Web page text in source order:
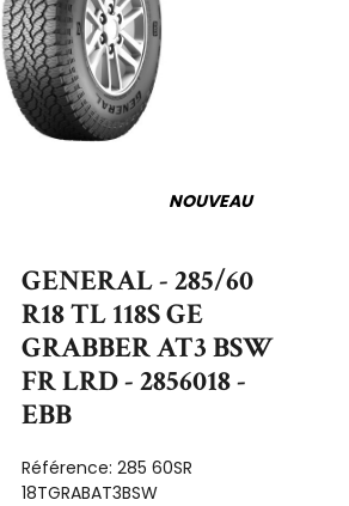
NOUVEAU
GENERAL - 285/60
R18 TL 118S GE
GRABBER AT3 BSW
FR LRD - 2856018 -
EBB
Référence:285 60SR
18TGRABAT3BSW